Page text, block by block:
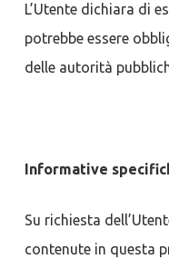
L’Utente dichiara di
potrebbe essere
delle autorità
Informative
Su richiesta
contenute in questa